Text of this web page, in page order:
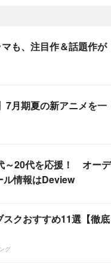
も、注目作＆話題作が
7月期夏の新アニメを一
～20代を応援！ オーデ
ル情報はDeview
クおすすめ11選【徹底
グ